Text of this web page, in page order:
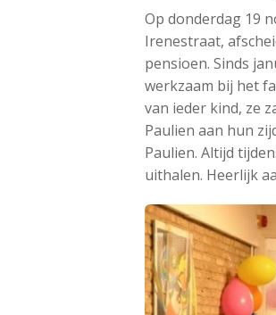
Op donderdag 19
Irenestraat,
pensioen. Sinds
werkzaam bij het
van ieder kind, ze
Paulien aan hun
Paulien. Altijd
uithalen. Heerlijk